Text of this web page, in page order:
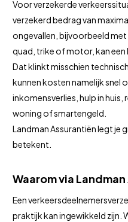
Voor verzekerde
verzekerd bedrag van
ongevallen, bijvoorbeeld
quad, trike of motor, kan een
Dat klinkt misschien
kunnen kosten namelijk snel
inkomensverlies, hulp in huis,
woning of smartengeld.
Landman Assurantiën legt je
betekent.
Waarom via
Een
praktijk kan ingewikkeld zijn.